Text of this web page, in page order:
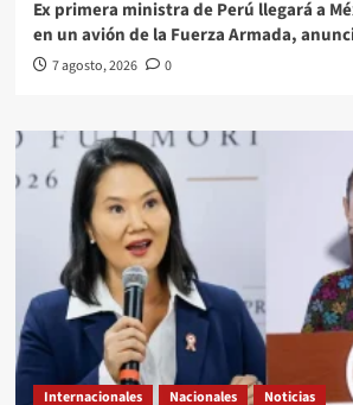
Ex primera ministra de Perú llegará a
en un avión de la Fuerza Armada,
7 agosto, 2026 0
Internacionales Nacionales Noticias